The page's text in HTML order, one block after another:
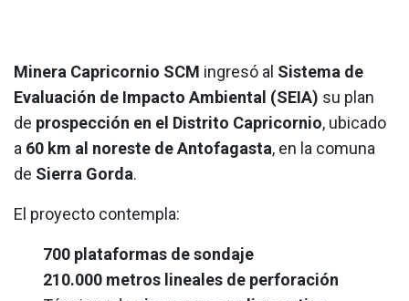
Minera Capricornio SCM ingresó al Sistema de
Evaluación de Impacto Ambiental (SEIA) su plan
de prospección en el Distrito Capricornio, ubicado
a 60 km al noreste de Antofagasta, en la comuna
de Sierra Gorda.
El proyecto contempla:
700 plataformas de sondaje
210.000 metros lineales de perforación